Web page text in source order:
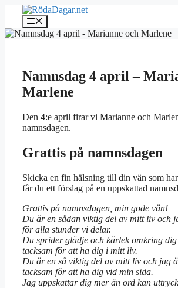
Hoppa
innehåll
Meny
Namnsdag 4 april –
Marlene
Den 4:e april firar vi Marianne och
namnsdagen.
Grattis på namnsdagen
Skicka en fin hälsning till din vän som
får du ett förslag på en uppskattad
Grattis på namnsdagen, min gode vän!
Du är en sådan viktig del av mitt liv och
för alla stunder vi delar.
Du sprider glädje och kärlek omkring
tacksam för att ha dig i mitt liv.
Du är en så viktig del av mitt liv och jag
tacksam för att ha dig vid min sida.
Jag uppskattar dig mer än ord kan